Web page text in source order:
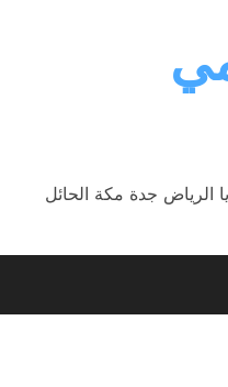
الرياض جدة مكة الحائل